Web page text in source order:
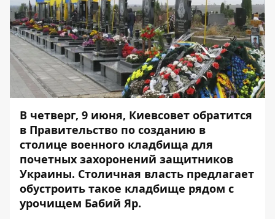
В четверг, 9 июня, Киевсовет обратится
в Правительство по созданию в
столице военного кладбища для
почетных захоронений защитников
Украины. Столичная власть предлагает
обустроить такое кладбище рядом с
урочищем Бабий Яр.